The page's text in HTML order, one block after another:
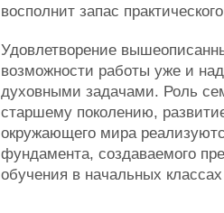
восполнит запас
Удовлетворение
возможности работы уже и
духовными задачами. Роль
старшему поколению,
окружающего мира
фундамента, создаваемого
обучения в начальных